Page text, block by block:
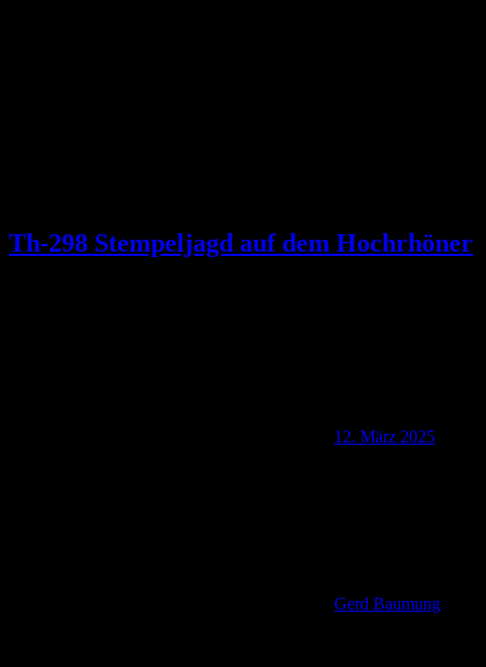
Th-298 Stempeljagd auf dem Hochrhöner
12. März 2025
Gerd Baumung